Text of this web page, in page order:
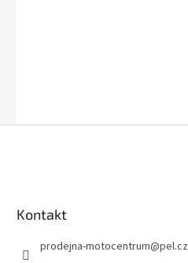
Kontakt
prodejna-motocentrum@pel.cz